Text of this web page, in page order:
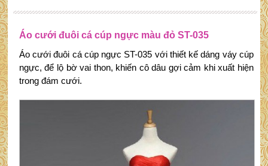
Áo cưới đuôi cá cúp ngực màu đỏ ST-035
Áo cưới đuôi cá cúp ngực ST-035 với thiết kế dáng váy cúp
ngực, để lộ bờ vai thon, khiến cô dâu gợi cảm khi xuất hiện
trong đám cưới.